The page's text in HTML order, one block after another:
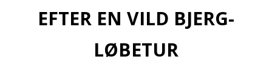
EFTER EN VILD BJERG-
LØBETUR